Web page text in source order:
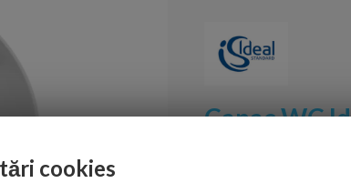
Capac WC
cookies